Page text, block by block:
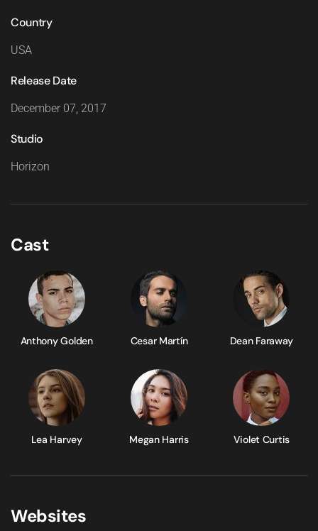
Country
USA
Release Date
December 07, 2017
Studio
Horizon
Cast
Anthony Golden Cesar Martín Dean Faraway
Lea Harvey Megan Harris Violet Curtis
Websites